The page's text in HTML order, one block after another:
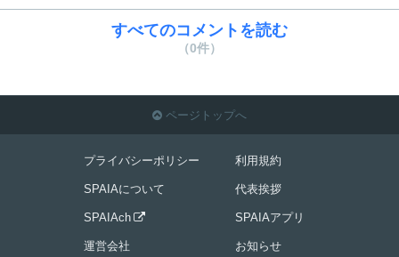
すべてのコメントを読む
（0件）
 ページトップへ
プライバシーポリシー
SPAIAについて
SPAIAch 
運営会社
利用規約
代表挨拶
SPAIAアプリ
お知らせ